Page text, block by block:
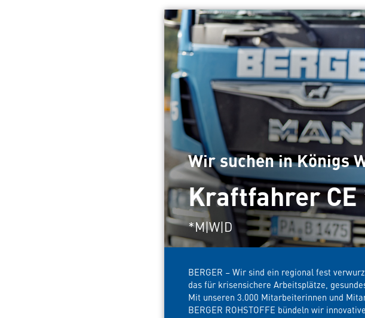
Wir suchen in Königs
Kraftfahrer
*M|W|D
BERGER – Wir sind ein regional fest
das für krisensichere Arbeitsplätze,
Mit unseren 3.000 Mitarbeiterinnen und
BERGER ROHSTOFFE bündeln wir